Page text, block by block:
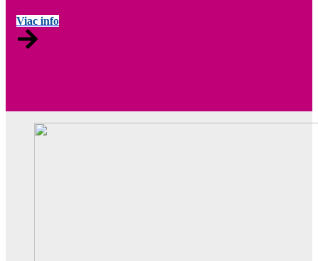
Viac info